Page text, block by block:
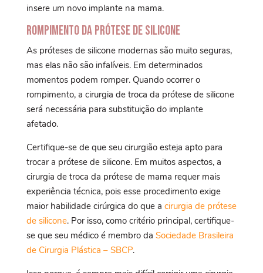
insere um novo implante na mama.
Rompimento da Prótese de Silicone
As próteses de silicone modernas são muito seguras,
mas elas não são infalíveis. Em determinados
momentos podem romper. Quando ocorrer o
rompimento, a cirurgia de troca da prótese de silicone
será necessária para substituição do implante
afetado.
Certifique-se de que seu cirurgião esteja apto para
trocar a prótese de silicone. Em muitos aspectos, a
cirurgia de troca da prótese de mama requer mais
experiência técnica, pois esse procedimento exige
maior habilidade cirúrgica do que a cirurgia de prótese
de silicone. Por isso, como critério principal, certifique-
se que seu médico é membro da Sociedade Brasileira
de Cirurgia Plástica – SBCP.